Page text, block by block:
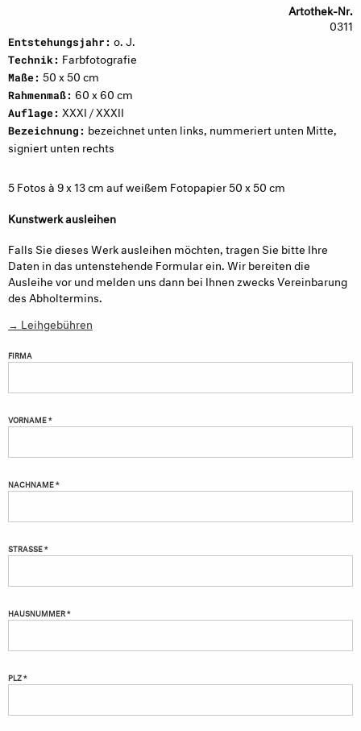
Artothek-Nr.
0311
Entstehungsjahr: o. J.
Technik: Farbfotografie
Maße: 50 x 50 cm
Rahmenmaß: 60 x 60 cm
Auflage: XXXI / XXXII
Bezeichnung: bezeichnet unten links, nummeriert unten Mitte,
signiert unten rechts
5 Fotos à 9 x 13 cm auf weißem Fotopapier 50 x 50 cm
Kunstwerk ausleihen
Falls Sie dieses Werk ausleihen möchten, tragen Sie bitte Ihre
Daten in das untenstehende Formular ein. Wir bereiten die
Ausleihe vor und melden uns dann bei Ihnen zwecks Vereinbarung
des Abholtermins.
→ Leihgebühren
FIRMA
VORNAME *
NACHNAME *
STRASSE *
HAUSNUMMER *
PLZ *